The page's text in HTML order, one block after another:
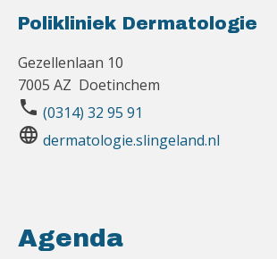
Polikliniek Dermatologie
Gezellenlaan 10
7005 AZ Doetinchem
phone (0314) 32 95 91
language dermatologie.slingeland.nl
Agenda